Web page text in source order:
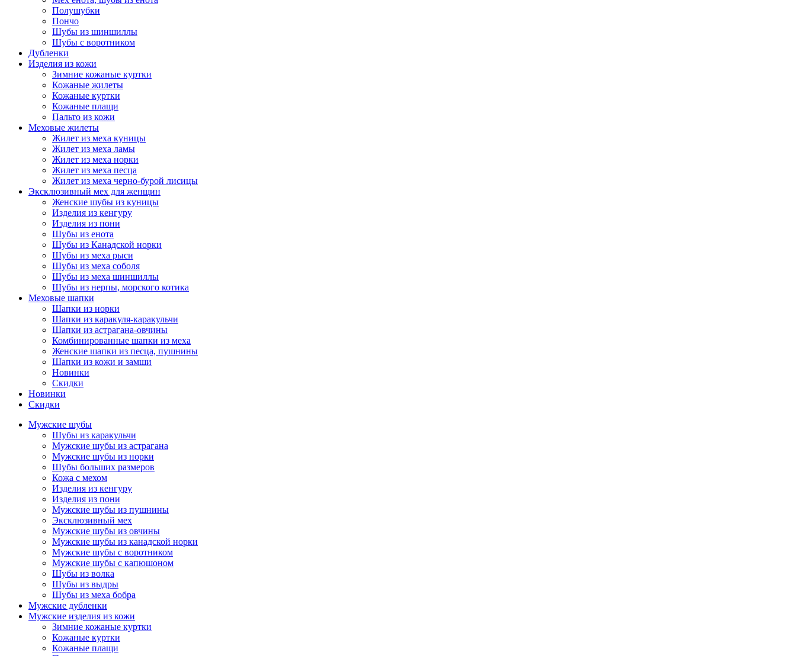
Полушубки
Пончо
Шубы из шиншиллы
Шубы с воротником
Дубленки
Изделия из кожи
Зимние кожаные куртки
Кожаные жилеты
Кожаные куртки
Кожаные плащи
Пальто из кожи
Меховые жилеты
Жилет из меха куницы
Жилет из меха ламы
Жилет из меха норки
Жилет из меха песца
Жилет из меха черно-бурой лисицы
Эксклюзивный мех для женщин
Женские шубы из куницы
Изделия из кенгуру
Изделия из пони
Шубы из енота
Шубы из Канадской норки
Шубы из меха рыси
Шубы из меха соболя
Шубы из меха шиншиллы
Шубы из нерпы, морского котика
Меховые шапки
Шапки из норки
Шапки из каракуля-каракульчи
Шапки из астрагана-овчины
Комбинированные шапки из меха
Женские шапки из песца, пушнины
Шапки из кожи и замши
Новинки
Скидки
Новинки
Скидки
Мужские шубы
Шубы из каракульчи
Мужские шубы из астрагана
Мужские шубы из норки
Шубы больших размеров
Кожа с мехом
Изделия из кенгуру
Изделия из пони
Мужские шубы из пушнины
Эксклюзивный мех
Мужские шубы из овчины
Мужские шубы из канадской норки
Мужские шубы с воротником
Мужские шубы с капюшоном
Шубы из волка
Шубы из выдры
Шубы из меха бобра
Мужские дубленки
Мужские изделия из кожи
Зимние кожаные куртки
Кожаные куртки
Кожаные плащи